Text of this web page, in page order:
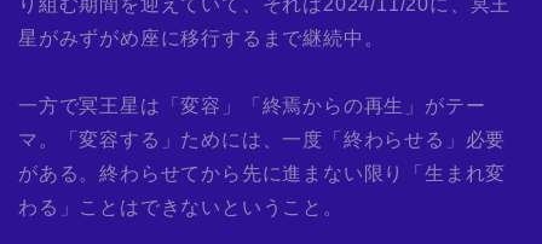
り組む期間を迎えていて、それは2024/11/20に、冥王
星がみずがめ座に移行するまで継続中。
一方で冥王星は「変容」「終焉からの再生」がテー
マ。「変容する」ためには、一度「終わらせる」必要
がある。終わらせてから先に進まない限り「生まれ変
わる」ことはできないということ。